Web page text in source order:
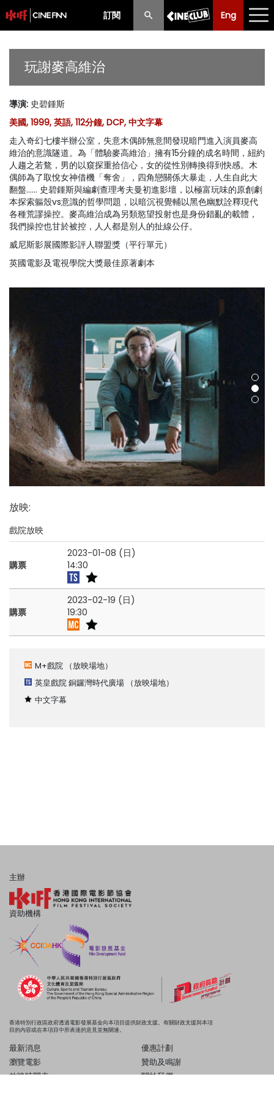
訂閱 Eng
Eng 中文
節目
購票須知
優惠計劃
前期節目
玩謝麥高維治
導演: 史碧鍾斯
美國, 1999, 英語, 112分鐘, DCP, 中文字幕
走入奇幻七樓半辦公室，失意木偶師無意間發現暗門進入演員麥高
維治的意識隧道。為「體驗麥高維治」擁有15分鐘的成名時間，紐約
人趨之若鶩，男的以窺探重拾信心，女的從性別轉換得到快感。木
偶師為了取悅女神借機「奪舍」，四角戀關係大暴走，人生自此大
翻盤…… 史碧鍾斯與編劇查理考夫曼初進影壇，以極富玩味的原創劇
本探索軀殼vs意識的哲學問題，以暗沉視覺輔以黑色幽默詮釋現代
各種荒謬操控。麥高維治成為另類慾望投射也是身份錯亂的載體，
我們操控也甘於被控，人人都是別人的扯線公仔。
威尼斯影展國際影評人聯盟獎（平行單元）
英國電影及電視學院大獎最佳原著劇本
放映:
戲院放映
購票
2023-01-08 (日)
14:30
購票
2023-02-19 (日)
19:30
M+戲院 （放映場地）
英皇戲院 銅鑼灣時代廣場 （放映場地）
中文字幕
主辦
資助機構
香港特別行政區政府透過電影發展基金向本項目提供財政支援。有關財政支援與本項
目的內容或在本項目中所表達的意見並無關連。
最新消息
瀏覽電影
放映時間表
優惠計劃
贊助及鳴謝
關於我們